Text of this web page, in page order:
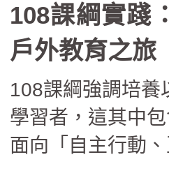
銷、安全管理具
挑戰，因此如欲實
校，可視學校現
展路徑，由單次
特色課程，逐步
系統，邁向具深
108課綱實踐
戶外教育之旅
108課綱強調培養
學習者，這其中
面向「自主行動